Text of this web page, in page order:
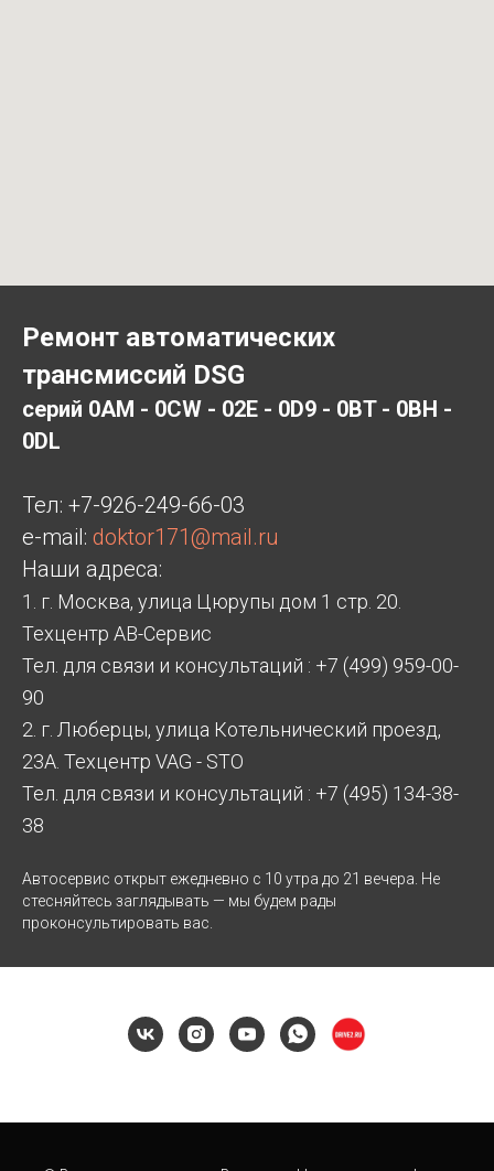
Ремонт автоматических
трансмиссий DSG
серий 0AM - 0CW - 02E - 0D9 - 0BT - 0BH -
0DL
Тел: +7-926-249-66-03
e-mail: doktor171@mail.ru
Наши адреса:
1. г. Москва, улица Цюрупы дом 1 стр. 20.
Техцентр АВ-Сервис
Тел. для связи и консультаций : +7 (499) 959-00-
90
2. г. Люберцы, улица Котельнический проезд,
23А. Техцентр VAG - STO
Тел. для связи и консультаций : +7 (495) 134-38-
38
Автосервис открыт ежедневно с 10 утра до 21 вечера. Не
стесняйтесь заглядывать — мы будем рады
проконсультировать вас.